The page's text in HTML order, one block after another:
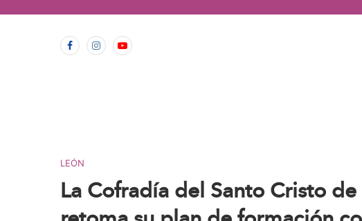
LEÓN
La Cofradía del Santo Cristo